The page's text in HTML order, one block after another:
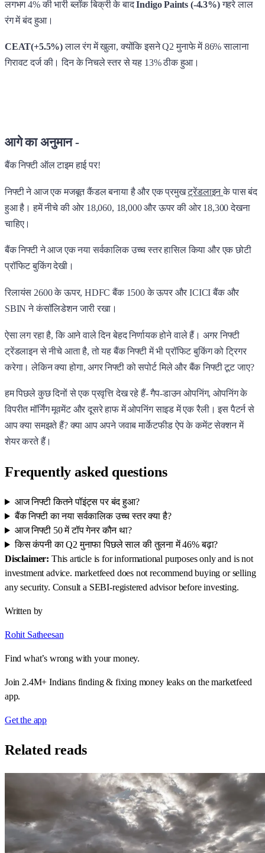
लगभग 4% की भारी ब्लॉक बिक्री के बादIndigo Paints (-4.3%)गहरे लाल
रंग में बंद हुआ।
CEAT(+5.5%)लाल रंग में खुला, क्योंकि इसने Q2 मुनाफे में 86% सालाना
गिरावट दर्ज की। दिन के निचले स्तर से यह 13% ठीक हुआ।
आगे का अनुमान -
बैंक निफ्टी ऑल टाइम हाई पर!
निफ्टी ने आज एक मजबूत कैंडल बनाया है और एक प्रमुखट्रेंडलाइनके पास बंद
हुआ है। हमें नीचे की ओर 18,060, 18,000 और ऊपर की ओर 18,300 देखना
चाहिए।
बैंक निफ्टी ने आज एक नया सर्वकालिक उच्च स्तर हासिल किया और एक छोटी
प्रॉफिट बुकिंग देखी।
रिलायंस 2600 के ऊपर, HDFC बैंक 1500 के ऊपर और ICICI बैंक और
SBIN ने कंसॉलिडेशन जारी रखा।
ऐसा लग रहा है, कि आने वाले दिन बेहद निर्णायक होने वाले हैं। अगर निफ्टी
ट्रेंडलाइन से नीचे आता है, तो यह बैंक निफ्टी में भी प्रॉफिट बुकिंग को ट्रिगर
करेगा। लेकिन क्या होगा, अगर निफ्टी को सपोर्ट मिले और बैंक निफ्टी टूट जाए?
हम पिछले कुछ दिनों से एक प्रवृत्ति देख रहे हैं- गैप-डाउन ओपनिंग, ओपनिंग के
विपरीत मॉर्निंग मूवमेंट और दूसरे हाफ में ओपनिंग साइड में एक रैली। इस पैटर्न से
आप क्या समझते हैं? क्या आप अपने जवाब मार्केटफीड ऐप के कमेंट सेक्शन में
शेयर करते हैं।
Frequently asked questions
आज निफ्टी कितने पॉइंट्स पर बंद हुआ?
बैंक निफ्टी का नया सर्वकालिक उच्च स्तर क्या है?
आज निफ्टी 50 में टॉप गेनर कौन था?
किस कंपनी का Q2 मुनाफा पिछले साल की तुलना में 46% बढ़ा?
Disclaimer: This article is for informational purposes only and is not
investment advice. marketfeed does not recommend buying or selling
any security. Consult a SEBI-registered advisor before investing.
Written by
Rohit Satheesan
Find what’s wrong with your money.
Join 2.4M+ Indians finding & fixing money leaks on the marketfeed
app.
Get the app
Related reads